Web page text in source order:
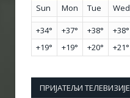
Sun
Mon Tue Wed
+34° +37° +38° +38°
+19° +19° +20° +21°
ПРИЈАТЕЉИ ТЕЛЕВИЗИЈЕ